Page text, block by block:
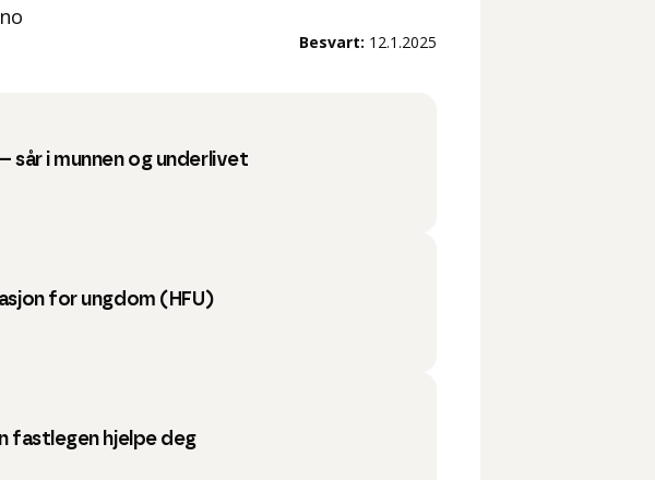
Besvart: 12.1.2025
sår i munnen og underlivet
for ungdom (HFU)
fastlegen hjelpe deg